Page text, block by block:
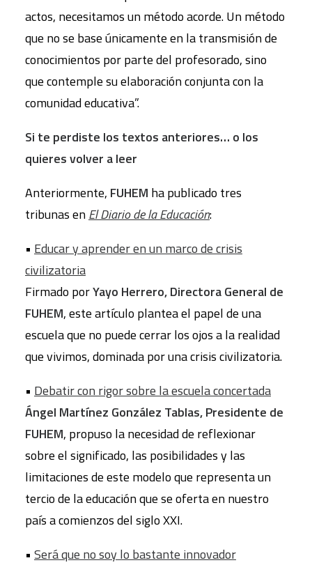
actos, necesitamos un método acorde. Un método
que no se base únicamente en la transmisión de
conocimientos por parte del profesorado, sino
que contemple su elaboración conjunta con la
comunidad educativa”.
Si te perdiste los textos anteriores… o los
quieres volver a leer
Anteriormente, FUHEM ha publicado tres
tribunas enEl Diario de la Educación:
• Educar y aprender en un marco de crisis
civilizatoria
Firmado porYayo Herrero, Directora General de
FUHEM, este artículo plantea el papel de una
escuela que no puede cerrar los ojos a la realidad
que vivimos, dominada por una crisis civilizatoria.
• Debatir con rigor sobre la escuela concertada
Ángel Martínez González Tablas, Presidente de
FUHEM, propuso la necesidad de reflexionar
sobre el significado, las posibilidades y las
limitaciones de este modelo que representa un
tercio de la educación que se oferta en nuestro
país a comienzos del siglo XXI.
• Será que no soy lo bastante innovador